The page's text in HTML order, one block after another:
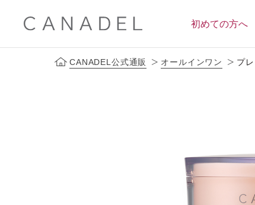
初めての方へ
ブランドコンセプト
定期便サービス
CANADEL公式通販 オールインワン プ